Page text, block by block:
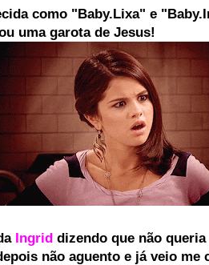
como "Baby.Lixa" e
uma garota de Jesus!
Ingrid dizendo que não
não aguento e já veio me